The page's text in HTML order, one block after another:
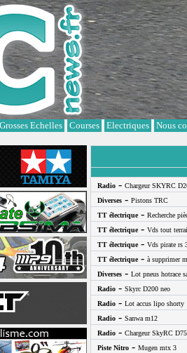
Grosses Echelles Courses Electriques Nous
Radio - Chargeur SKYRC
Diverses - Pistons TRC
TT électrique- Recherche
TT électrique- Vds tout
TT électrique- Vds pirate rs
TT électrique- à supprimer
Diverses - Lot pneus hotrace
Radio - Skyrc D200 neo
Radio - Lot accus lipo shorty
Radio - Sanwa m12
Radio - Chargeur SkyRC
Piste Nitro - Mugen mtx 3